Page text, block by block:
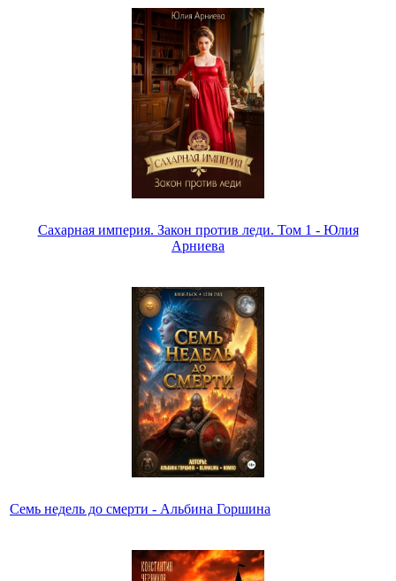
Сахарная империя. Закон против леди. Том 1 - Юлия
Арниева
Семь недель до смерти - Альбина Горшина